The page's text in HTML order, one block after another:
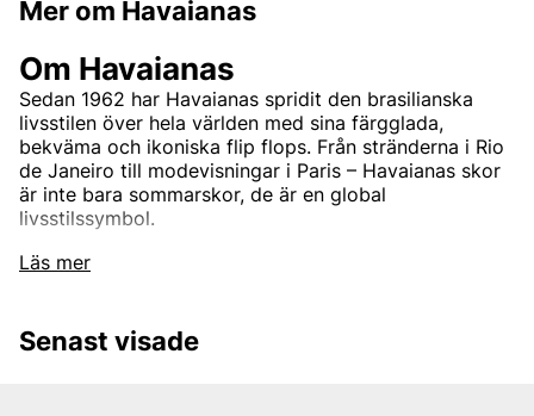
Mer om Havaianas
Läs mer
Om Havaianas
Sedan 1962 har Havaianas spridit den brasilianska
livsstilen över hela världen med sina färgglada,
bekväma och ikoniska flip flops. Från stränderna i Rio
de Janeiro till modevisningar i Paris – Havaianas skor
är inte bara sommarskor, de är en global
livsstilssymbol.
Ursprung med tradition – innovation i
Havaianas föddes i Brasilien, inspirerade av den
Senast visade